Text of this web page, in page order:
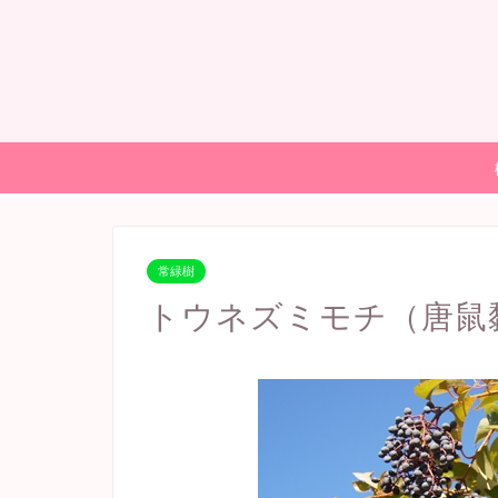
常緑樹
トウネズミモチ（唐鼠